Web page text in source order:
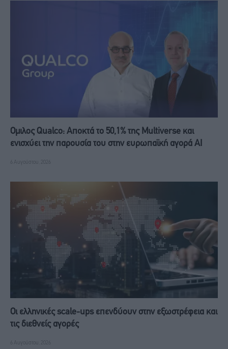
Ομιλος Qualco: Αποκτά το 50,1% της Multiverse και
ενισχύει την παρουσία του στην ευρωπαϊκή αγορά ΑΙ
6 Αυγούστου, 2026
Οι ελληνικές scale-ups επενδύουν στην εξωστρέφεια και
τις διεθνείς αγορές
6 Αυγούστου, 2026